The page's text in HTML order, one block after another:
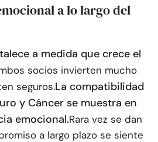
a lo largo del
a medida que crece el
socios invierten mucho
seguros.La compatibilidad
y Cáncer se muestra en
emocional.Rara vez se dan
a largo plazo se siente